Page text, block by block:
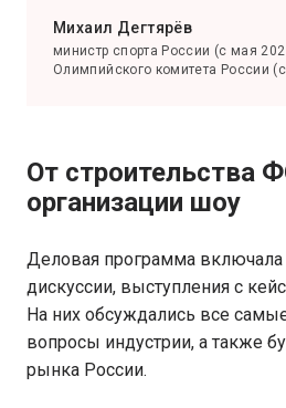
Михаил Дегтярёв
министр спорта России (с мая
Олимпийского комитета России
От строительства
организации шоу
Деловая программа включала
дискуссии, выступления с
На них обсуждались все
вопросы индустрии, а также
рынка России.